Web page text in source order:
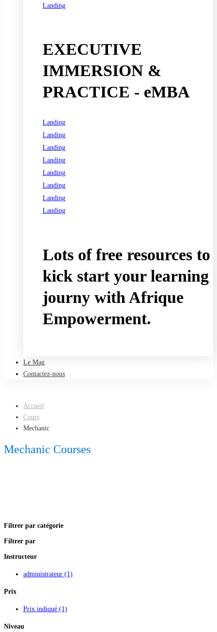
Landing
EXECUTIVE
IMMERSION &
PRACTICE - eMBA
Landing
Landing
Landing
Landing
Landing
Landing
Landing
Landing
Lots of free resources to
kick start your learning
journy with Afrique
Empowerment.
Le Mag
Contactez-nous
Accueil
Cours
Mechanic
Mechanic Courses
Filtrer par catégorie
Filtrer par
Instructeur
administrateur (1)
Prix
Prix indiqué (1)
Niveau